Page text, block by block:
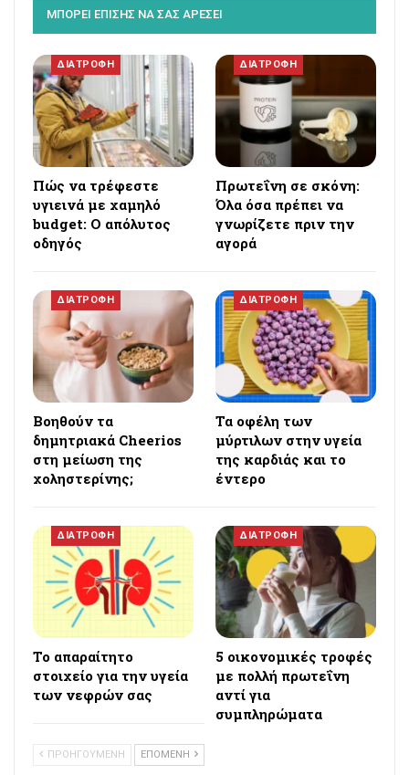
ΜΠΟΡΕΙ ΕΠΙΣΗΣ ΝΑ ΣΑΣ ΑΡΕΣΕΙ
ΔΙΑΤΡΟΦΗ
Πώς να τρέφεστε
υγιεινά με χαμηλό
budget: Ο απόλυτος
οδηγός
ΔΙΑΤΡΟΦΗ
Πρωτεΐνη σε σκόνη:
Όλα όσα πρέπει να
γνωρίζετε πριν την
αγορά
ΔΙΑΤΡΟΦΗ
Βοηθούν τα
δημητριακά Cheerios
στη μείωση της
χοληστερίνης;
ΔΙΑΤΡΟΦΗ
Τα οφέλη των
μύρτιλων στην υγεία
της καρδιάς και το
έντερο
ΔΙΑΤΡΟΦΗ
Το απαραίτητο
στοιχείο για την υγεία
των νεφρών σας
ΔΙΑΤΡΟΦΗ
5 οικονομικές τροφές
με πολλή πρωτεΐνη
αντί για
συμπληρώματα
ΠΡΟΗΓΟΥΜΕΝΗ ΕΠΟΜΕΝΗ